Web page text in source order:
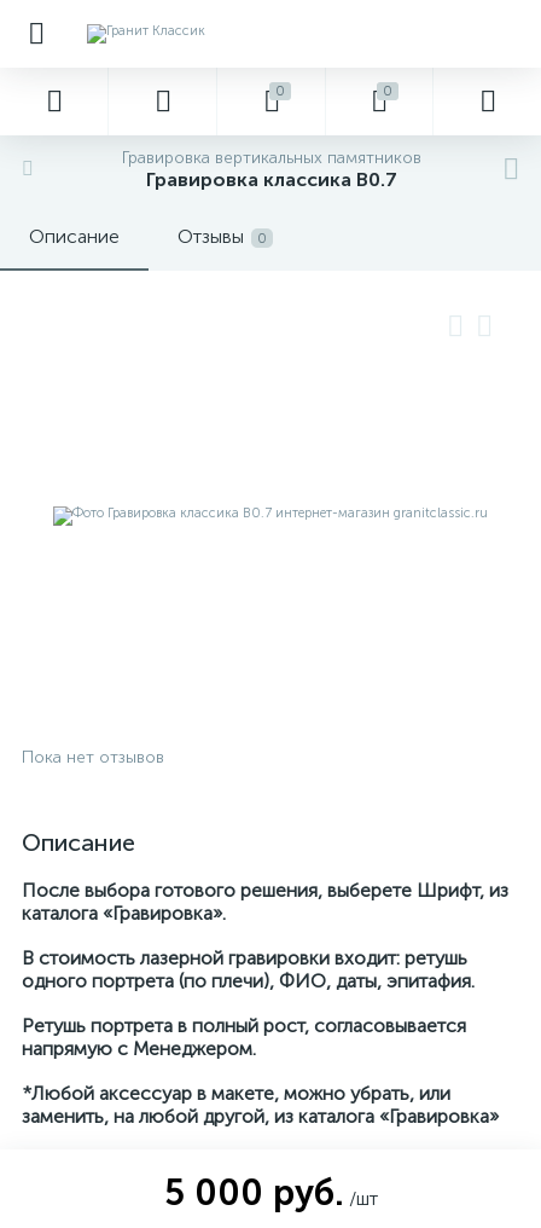
0 0
Гравировка вертикальных памятников
Гравировка классика В0.7
Описание Отзывы 0
Пока нет отзывов
Описание
После выбора готового решения, выберете Шрифт, из
каталога «Гравировка».
В стоимость лазерной гравировки входит: ретушь
одного портрета (по плечи), ФИО, даты, эпитафия.
Ретушь портрета в полный рост, согласовывается
напрямую с Менеджером.
*Любой аксессуар в макете, можно убрать, или
заменить, на любой другой, из каталога «Гравировка»
5 000 руб. /шт